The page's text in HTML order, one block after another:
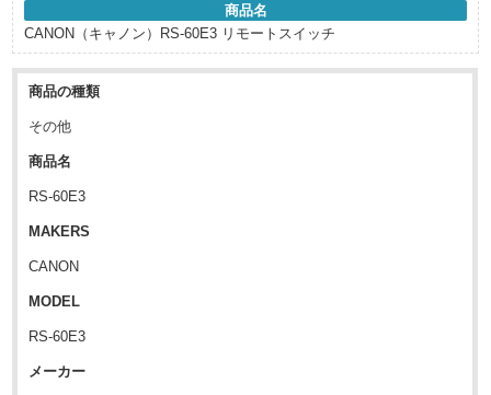
商品名
CANON（キャノン）RS-60E3 リモートスイッチ
商品の種類
その他
商品名
RS-60E3
MAKERS
CANON
MODEL
RS-60E3
メーカー